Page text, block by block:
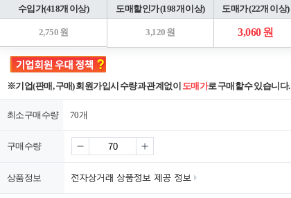
수입가(418개 이상) 도매할인가 (198개 이상) 도매가 (22개 이상)
2,750 원 3,120 원 3,060 원
※기업(판매, 구매) 회원가입시 수량과 관계없이 도매가로 구매할 수 있습니다.
최소구매수량 70개
구매수량
상품정보